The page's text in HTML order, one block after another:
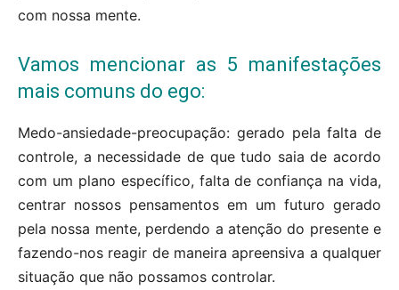
com nossa mente.
Vamos mencionar as 5 manifestações
mais comuns do ego:
Medo-ansiedade-preocupação: gerado pela falta de
controle, a necessidade de que tudo saia de acordo
com um plano específico, falta de confiança na vida,
centrar nossos pensamentos em um futuro gerado
pela nossa mente, perdendo a atenção do presente e
fazendo-nos reagir de maneira apreensiva a qualquer
situação que não possamos controlar.